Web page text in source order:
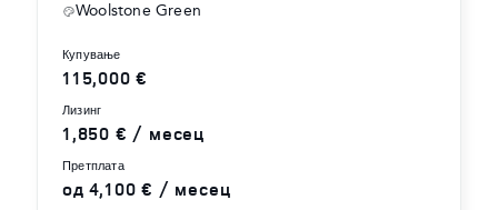
Woolstone Green
купување
115,000 €
лизинг
1,850 € / месец
претплата
од 4,100 € / месец